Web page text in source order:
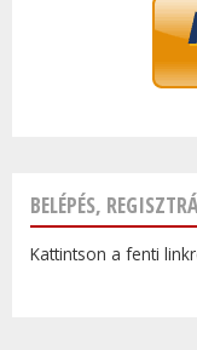
BELÉPÉS,
Kattintson a fenti